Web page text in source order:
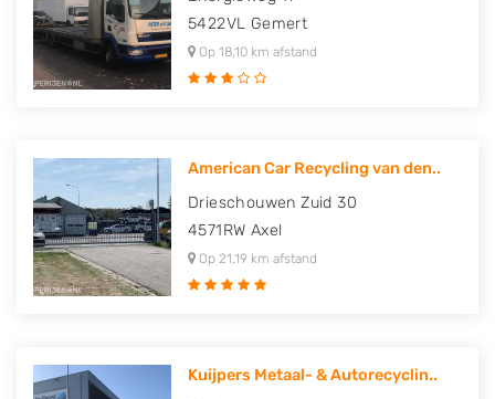
5422VL Gemert
Op 18,10 km afstand
American Car Recycling van den..
Drieschouwen Zuid 30
4571RW Axel
Op 21,19 km afstand
Kuijpers Metaal- & Autorecyclin..